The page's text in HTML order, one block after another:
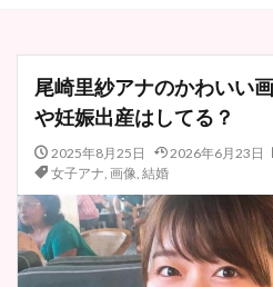
尾崎里紗アナのかわいい
や妊娠出産はしてる？
2025年8月25日 2026年6月23日
女子アナ, 画像, 結婚